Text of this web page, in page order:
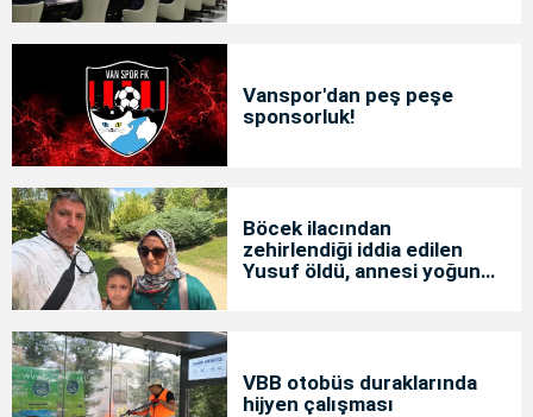
Vanspor'dan peş peşe
sponsorluk!
Böcek ilacından
zehirlendiği iddia edilen
Yusuf öldü, annesi yoğun
VBB otobüs duraklarında
hijyen çalışması